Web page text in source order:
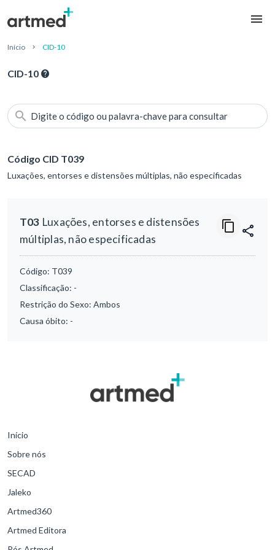
Início CID-10
CID-10
Digite o código ou palavra-chave para consultar
Código CID T039
Luxações, entorses e distensões múltiplas, não especificadas
T03 Luxações, entorses e distensões
múltiplas, não especificadas
Código: T039
Classificação: -
Restrição do Sexo: Ambos
Causa óbito: -
Início
Sobre nós
SECAD
Jaleko
Artmed360
Artmed Editora